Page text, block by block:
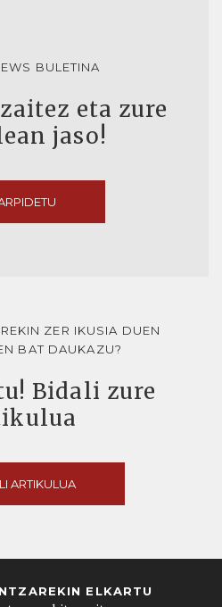
BULETINA
eta zure
jaso!
ZER IKUSIA DUEN
BAT DAUKAZU?
Bidali zure
ARTIKULUA
ELKARTU